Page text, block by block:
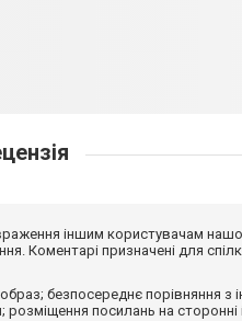
іншим користувачам
Коментарі призначені для
безпосереднє порівняння
розміщення посилань на